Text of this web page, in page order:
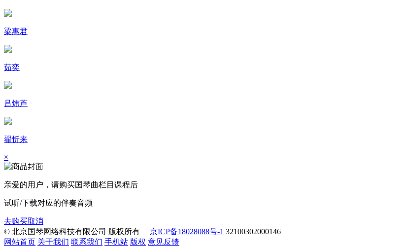
梁惠君
茹奕
吕炜芦
翟忻来
×
亲爱的用户，请购买国琴曲栏目 课程后
试听/下载对应的伴奏音频
去购买取消
© 北京国琴网络科技有限公司 版权所有
京ICP备18028088号-1 32100302000146
网站首页 关于我们 联系我们 手机站 版权 意见反馈